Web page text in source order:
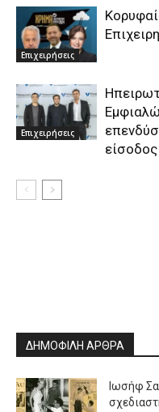
Επιχειρήσεις
Επιχειρήσεις
ΔΗΜΟΦΙΛΗ ΑΡΘΡΑ
Ιωσήφ